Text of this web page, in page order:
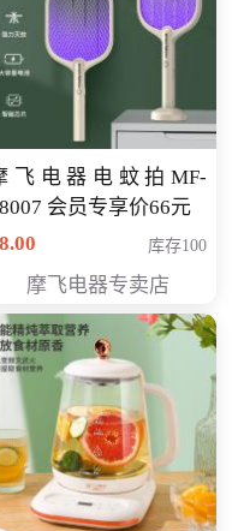
飞电器电蚊拍MF-
会员专享价66元
库存100
摩飞电器专卖店